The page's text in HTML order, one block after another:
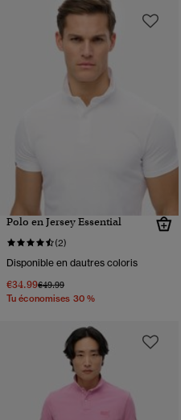
Polo en Jersey Essential
(2)
Disponible en dautres coloris
€34.99Prix réduit de
€49.99à
Tu économises 30 %